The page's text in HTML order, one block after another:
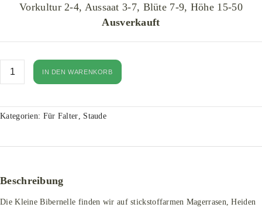
Vorkultur 2-4, Aussaat 3-7, Blüte 7-9, Höhe 15-50
Ausverkauft
IN DEN WARENKORB
Kategorien: Für Falter, Staude
Beschreibung
Die Kleine Bibernelle finden wir auf stickstoffarmen Magerrasen, Heiden